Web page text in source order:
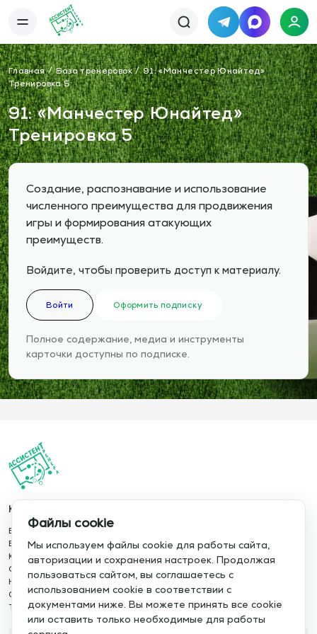
TelegramMAX
Каталог
База упражнений
База тренировок
Книги
Статьи
Новости
Тактический менеджер
Тарифы
Информация
О сервисе
Отзывы
Политика конфиденциальности
+7 978 793 21 93
Главная База тренеровок
91: «Манчестер Юнайтед»
Тренировка 5
91: «Манчестер Юнайтед»
Тренировка 5
Создание, распознавание и использование
численного преимущества для продвижения
игры и формирования атакующих
преимуществ.
Войдите, чтобы проверить доступ к материалу.
Войти Оформить подписку
Полное содержание, медиа и инструменты
карточки доступны по подписке.
Каталог
База упражнений
База тренировок
Книги
Статьи
Новости
Обучение сервису
Тактический менеджер
Отзывы
Сотрудничество
Политика конфиденциальности
Политика cookie
Правила использования
Публичная оферта
Файлы cookie
Мы используем файлы cookie для работы сайта,
авторизации и сохранения настроек. Продолжая
пользоваться сайтом, вы соглашаетесь с
использованием cookie в соответствии с
документами ниже. Вы можете принять все cookie
или оставить только необходимые для работы